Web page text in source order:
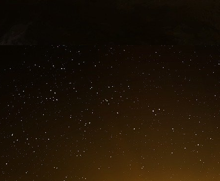
parasitaire) et de plus en plus arrogante.
Le droit à la paresse n’est-il pas inscrit en
des droits de l’Homme ? On ne soupçonnera
programme en vue d’instaurer le Meilleur
nos zélées zélites, tout en bulles et en
préfigurent les exercices pratiques (certes
Allemands sont conviés à participer dès
suggestives ! Un monde où travailler
privilégiés, seuls assujettis à l’impôt
économiques. Il faudra en substance payer
marche de la société… Ce qui est en vérité